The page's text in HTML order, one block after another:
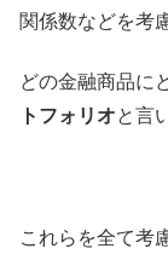
関係数などを考
どの金融商品に
トフォリオと言
これらを全て考